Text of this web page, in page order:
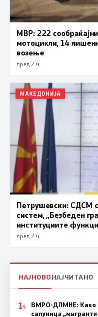
МВР: 222
мотоцикли, 14
возење
пред 2 ч.
МАКЕДОНИЈА
Петрушевски: СДСМ
систем, „Безбеден
институциите
пред 2 ч.
НАЈНОВОНАЈЧИТАНО
1Ч
ВМРО-ДПМНЕ: Како
сапуница